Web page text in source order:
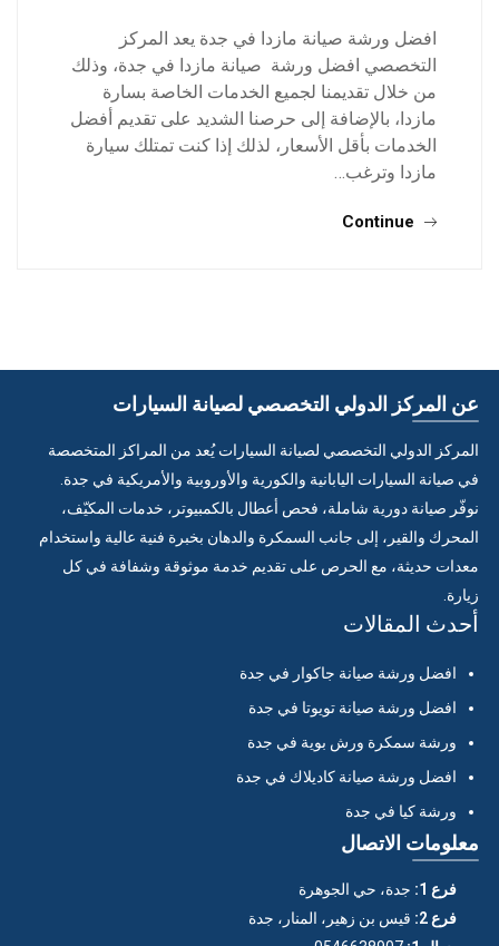
افضل ورشة صيانة مازدا في جدة يعد المركز
التخصصي افضل ورشة صيانة مازدا في جدة، وذلك
من خلال تقديمنا لجميع الخدمات الخاصة بسارة
مازدا، بالإضافة إلى حرصنا الشديد على تقديم أفضل
الخدمات بأقل الأسعار، لذلك إذا كنت تمتلك سيارة
مازدا وترغب…
Continue
عن المركز الدولي التخصصي لصيانة السيارات
المركز الدولي التخصصي لصيانة السيارات يُعد من المراكز المتخصصة
في صيانة السيارات اليابانية والكورية والأوروبية والأمريكية في جدة.
نوفّر صيانة دورية شاملة، فحص أعطال بالكمبيوتر، خدمات المكيّف،
المحرك والقير، إلى جانب السمكرة والدهان بخبرة فنية عالية واستخدام
معدات حديثة، مع الحرص على تقديم خدمة موثوقة وشفافة في كل
زيارة.
أحدث المقالات
افضل ورشة صيانة جاكوار في جدة
افضل ورشة صيانة تويوتا في جدة
ورشة سمكرة ورش بوية في جدة
افضل ورشة صيانة كاديلاك في جدة
ورشة كيا في جدة
معلومات الاتصال
فرع 1:
جدة، حي الجوهرة
فرع 2:
قيس بن زهير، المنار، جدة